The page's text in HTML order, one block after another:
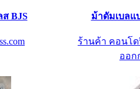
ส BJS ม้าดัมเบลแ
ร้านค้า คอนโด
ออก